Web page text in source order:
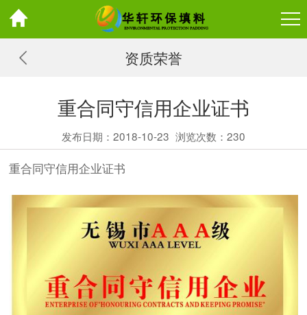
资质荣誉
重合同守信用企业证书
发布日期：2018-10-23 浏览次数： 230
重合同守信用企业证书